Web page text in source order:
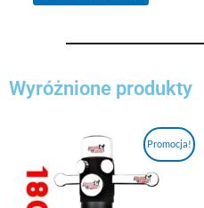
Wyróżnione produkty
Promocja!
Pierwotna
cena
wynosiła:
2037,00 zł.
Aktualna
1937,00 zł.